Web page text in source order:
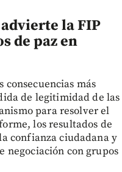
la FIP
de paz en
consecuencias más
de legitimidad de las
para resolver el
los resultados de
confianza ciudadana y
negociación con grupos